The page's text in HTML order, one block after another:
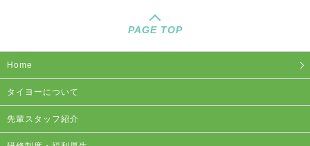
PAGE TOP
Home
タイヨーについて
先輩スタッフ紹介